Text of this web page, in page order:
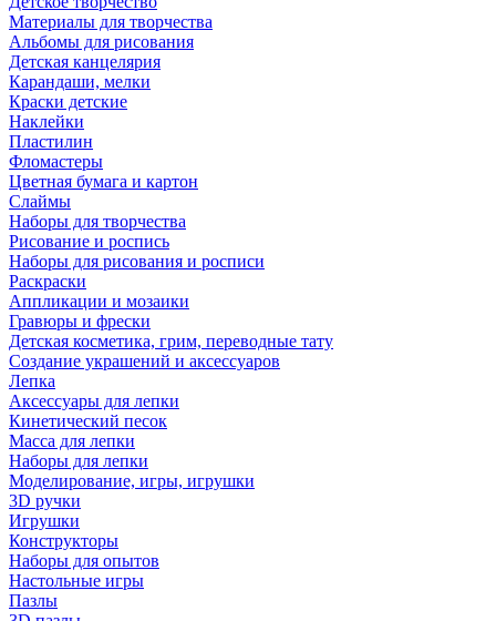
Материалы для творчества
Альбомы для рисования
Детская канцелярия
Карандаши, мелки
Краски детские
Наклейки
Пластилин
Фломастеры
Цветная бумага и картон
Слаймы
Наборы для творчества
Рисование и роспись
Наборы для рисования и росписи
Раскраски
Аппликации и мозаики
Гравюры и фрески
Детская косметика, грим, переводные тату
Создание украшений и аксессуаров
Лепка
Аксессуары для лепки
Кинетический песок
Масса для лепки
Наборы для лепки
Моделирование, игры, игрушки
3D ручки
Игрушки
Конструкторы
Наборы для опытов
Настольные игры
Пазлы